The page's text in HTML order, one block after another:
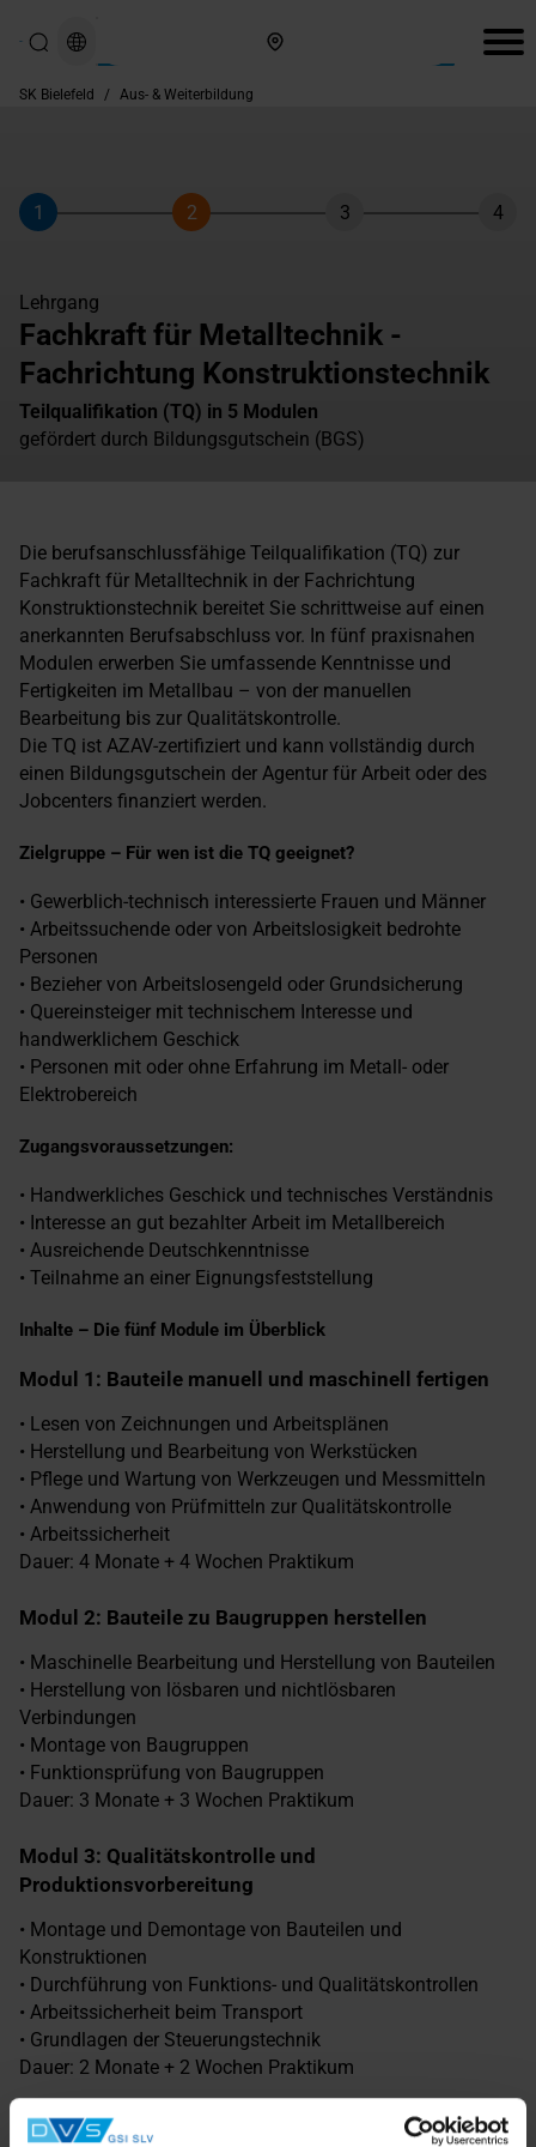
SK Bielefeld / Aus- & Weiterbildung
Schritt
1
Schritt
2
Schritt
3 4
Lehrgang
Fachkraft für Metalltechnik -
Fachrichtung Konstruktionstechnik
Teilqualifikation (TQ) in 5 Modulen
gefördert durch Bildungsgutschein (BGS)
Die berufsanschlussfähige Teilqualifikation (TQ) zur
Fachkraft für Metalltechnik in der Fachrichtung
Konstruktionstechnik bereitet Sie schrittweise auf einen
anerkannten Berufsabschluss vor. In fünf praxisnahen
Modulen erwerben Sie umfassende Kenntnisse und
Fertigkeiten im Metallbau – von der manuellen
Bearbeitung bis zur Qualitätskontrolle.
Die TQ ist AZAV-zertifiziert und kann vollständig durch
einen Bildungsgutschein der Agentur für Arbeit oder des
Jobcenters finanziert werden.
Zielgruppe – Für wen ist die TQ geeignet?
• Gewerblich-technisch interessierte Frauen und Männer
• Arbeitssuchende oder von Arbeitslosigkeit bedrohte
Personen
• Bezieher von Arbeitslosengeld oder Grundsicherung
• Quereinsteiger mit technischem Interesse und
handwerklichem Geschick
• Personen mit oder ohne Erfahrung im Metall- oder
Elektrobereich
Zugangsvoraussetzungen:
• Handwerkliches Geschick und technisches Verständnis
• Interesse an gut bezahlter Arbeit im Metallbereich
• Ausreichende Deutschkenntnisse
• Teilnahme an einer Eignungsfeststellung
Inhalte – Die fünf Module im Überblick
Modul 1: Bauteile manuell und maschinell fertigen
• Lesen von Zeichnungen und Arbeitsplänen
• Herstellung und Bearbeitung von Werkstücken
• Pflege und Wartung von Werkzeugen und Messmitteln
• Anwendung von Prüfmitteln zur Qualitätskontrolle
• Arbeitssicherheit
Dauer: 4 Monate + 4 Wochen Praktikum
Modul 2: Bauteile zu Baugruppen herstellen
• Maschinelle Bearbeitung und Herstellung von Bauteilen
• Herstellung von lösbaren und nichtlösbaren
Verbindungen
• Montage von Baugruppen
• Funktionsprüfung von Baugruppen
Dauer: 3 Monate + 3 Wochen Praktikum
Modul 3: Qualitätskontrolle und
Produktionsvorbereitung
• Montage und Demontage von Bauteilen und
Konstruktionen
• Durchführung von Funktions- und Qualitätskontrollen
• Arbeitssicherheit beim Transport
• Grundlagen der Steuerungstechnik
Dauer: 2 Monate + 2 Wochen Praktikum
Modul 4: Thermisches Fügen von Bauteilen